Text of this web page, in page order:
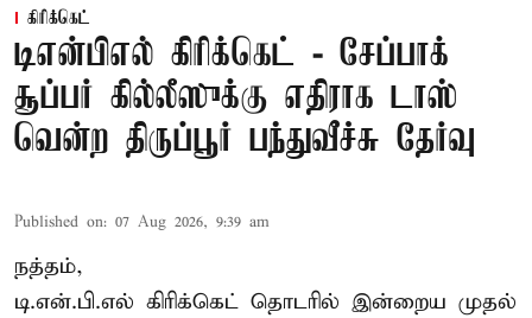
கிரிக்கெட்
டிஎன்பிஎல் கிரிக்கெட் - சேப்பாக்
சூப்பர் கில்லீஸுக்கு எதிராக டாஸ்
வென்ற திருப்பூர் பந்துவீச்சு தேர்வு
Published on: 07 Aug 2026, 9:39 am
நத்தம்,
டி.என்.பி.எல் கிரிக்கெட் தொடரில் இன்றைய முதல்